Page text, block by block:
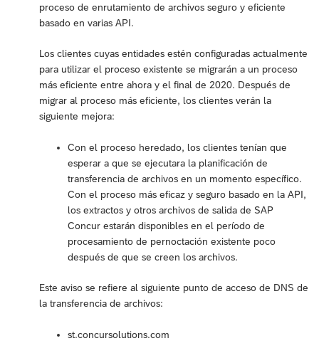
proceso de enrutamiento de archivos seguro y eficiente
basado en varias API.
Los clientes cuyas entidades estén configuradas actualmente
para utilizar el proceso existente se migrarán a un proceso
más eficiente entre ahora y el final de 2020. Después de
migrar al proceso más eficiente, los clientes verán la
siguiente mejora:
Con el proceso heredado, los clientes tenían que
esperar a que se ejecutara la planificación de
transferencia de archivos en un momento específico.
Con el proceso más eficaz y seguro basado en la API,
los extractos y otros archivos de salida de SAP
Concur estarán disponibles en el período de
procesamiento de pernoctación existente poco
después de que se creen los archivos.
Este aviso se refiere al siguiente punto de acceso de DNS de
la transferencia de archivos:
st.concursolutions.com